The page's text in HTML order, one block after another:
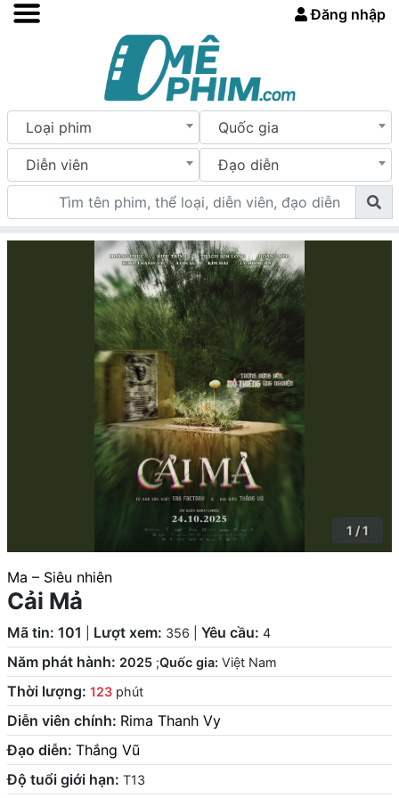
Đăng nhập
Loại phim Quốc gia
Diễn viên Đạo diễn
1 / 1
Ma – Siêu nhiên
Cải Mả
Mã tin: 101 Lượt xem: 356 Yêu cầu: 4
Năm phát hành: 2025 ;Quốc gia: Việt Nam
Thời lượng: 123 phút
Diễn viên chính: Rima Thanh Vy
Đạo diễn: Thắng Vũ
Độ tuổi giới hạn: T13